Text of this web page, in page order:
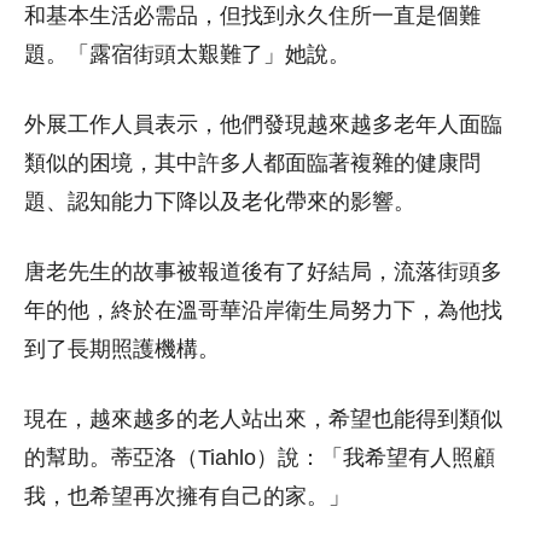
和基本生活必需品，但找到永久住所一直是個難
題。「露宿街頭太艱難了」她說。
外展工作人員表示，他們發現越來越多老年人面臨
類似的困境，其中許多人都面臨著複雜的健康問
題、認知能力下降以及老化帶來的影響。
唐老先生的故事被報道後有了好結局，流落街頭多
年的他，終於在溫哥華沿岸衛生局努力下，為他找
到了長期照護機構。
現在，越來越多的老人站出來，希望也能得到類似
的幫助。蒂亞洛（Tiahlo）說：「我希望有人照顧
我，也希望再次擁有自己的家。」